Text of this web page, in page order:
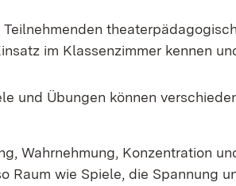
im Klassenzimmer kennen
und Übungen können
Wahrnehmung, Konzentration
Raum wie Spiele, die Spannung